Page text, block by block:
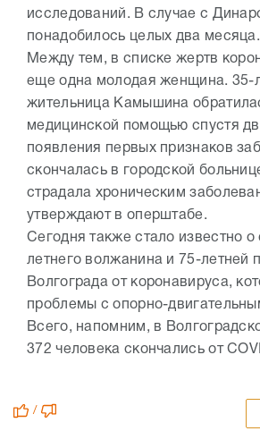
исследований. В случае с
понадобилось целых два месяца.
Между тем, в списке жертв
еще одна молодая женщина. 35-
жительница Камышина
медицинской помощью спустя
появления первых признаков
скончалась в городской
страдала хроническим
утверждают в оперштабе.
Сегодня также стало известно о
летнего волжанина и 75-летней
Волгограда от коронавируса,
проблемы с опорно-
Всего, напомним, в
372 человека скончались от
/